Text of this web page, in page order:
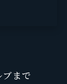
まで